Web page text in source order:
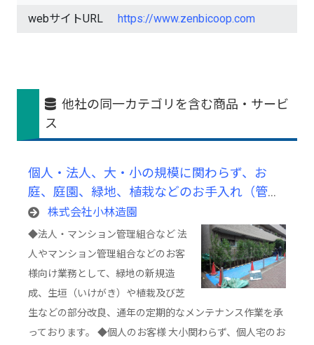
webサイトURL https://www.zenbicoop.com
他社の同一カテゴリを含む商品・サービ
ス
個人・法人、大・小の規模に関わらず、お
庭、庭園、緑地、植栽などのお手入れ（管
理）及び造成業務
株式会社小林造園
◆法人・マンション管理組合など 法
人やマンション管理組合などのお客
様向け業務として、緑地の新規造
成、生垣（いけがき）や植栽及び芝
生などの部分改良、通年の定期的なメンテナンス作業を承
っております。 ◆個人のお客様 大小関わらず、個人宅のお